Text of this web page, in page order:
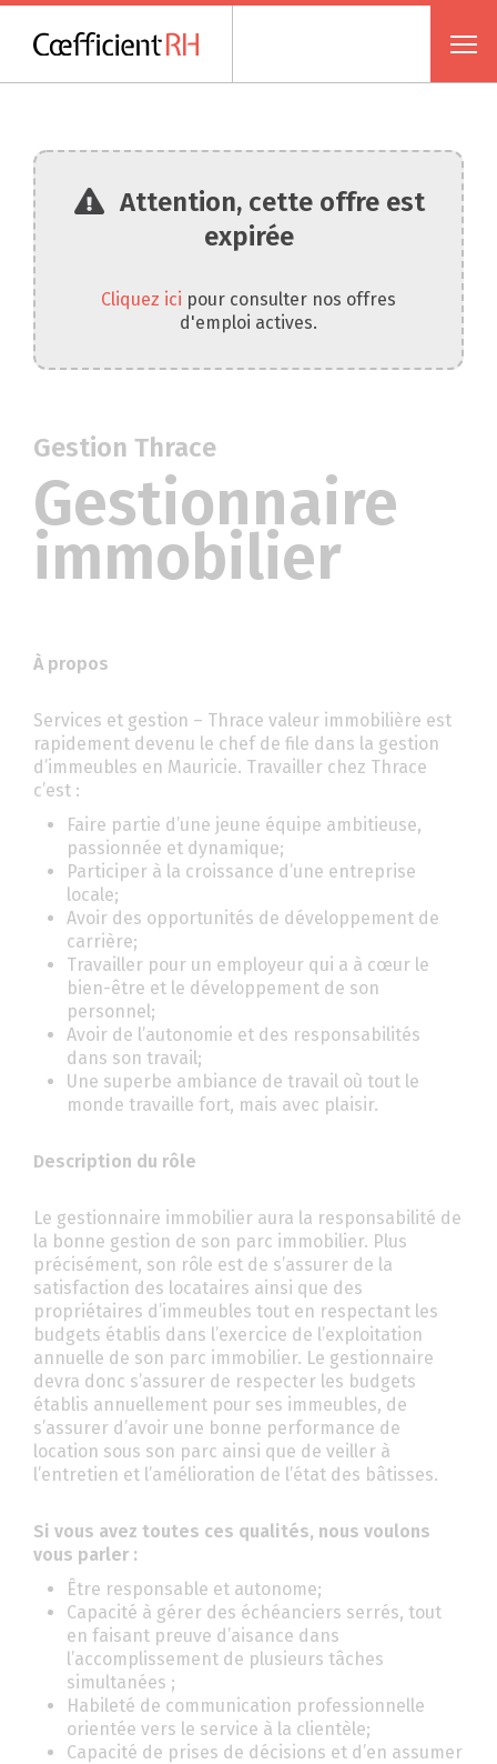
Attention, cette offre est
expirée
Cliquez ici pour consulter nos offres
d'emploi actives.
Gestion Thrace
Gestionnaire
immobilier
À propos
Services et gestion – Thrace valeur immobilière est
rapidement devenu le chef de file dans la gestion
d’immeubles en Mauricie. Travailler chez Thrace
c’est :
Faire partie d’une jeune équipe ambitieuse,
passionnée et dynamique;
Participer à la croissance d’une entreprise
locale;
Avoir des opportunités de développement de
carrière;
Travailler pour un employeur qui a à cœur le
bien-être et le développement de son
personnel;
Avoir de l’autonomie et des responsabilités
dans son travail;
Une superbe ambiance de travail où tout le
monde travaille fort, mais avec plaisir.
Description du rôle
Le gestionnaire immobilier aura la responsabilité de
la bonne gestion de son parc immobilier. Plus
précisément, son rôle est de s’assurer de la
satisfaction des locataires ainsi que des
propriétaires d’immeubles tout en respectant les
budgets établis dans l’exercice de l’exploitation
annuelle de son parc immobilier. Le gestionnaire
devra donc s’assurer de respecter les budgets
établis annuellement pour ses immeubles, de
s’assurer d’avoir une bonne performance de
location sous son parc ainsi que de veiller à
l’entretien et l’amélioration de l’état des bâtisses.
Si vous avez toutes ces qualités, nous voulons
vous parler :
Être responsable et autonome;
Capacité à gérer des échéanciers serrés, tout
en faisant preuve d’aisance dans
l’accomplissement de plusieurs tâches
simultanées ;
Habileté de communication professionnelle
orientée vers le service à la clientèle;
Capacité de prises de décisions et d’en assumer